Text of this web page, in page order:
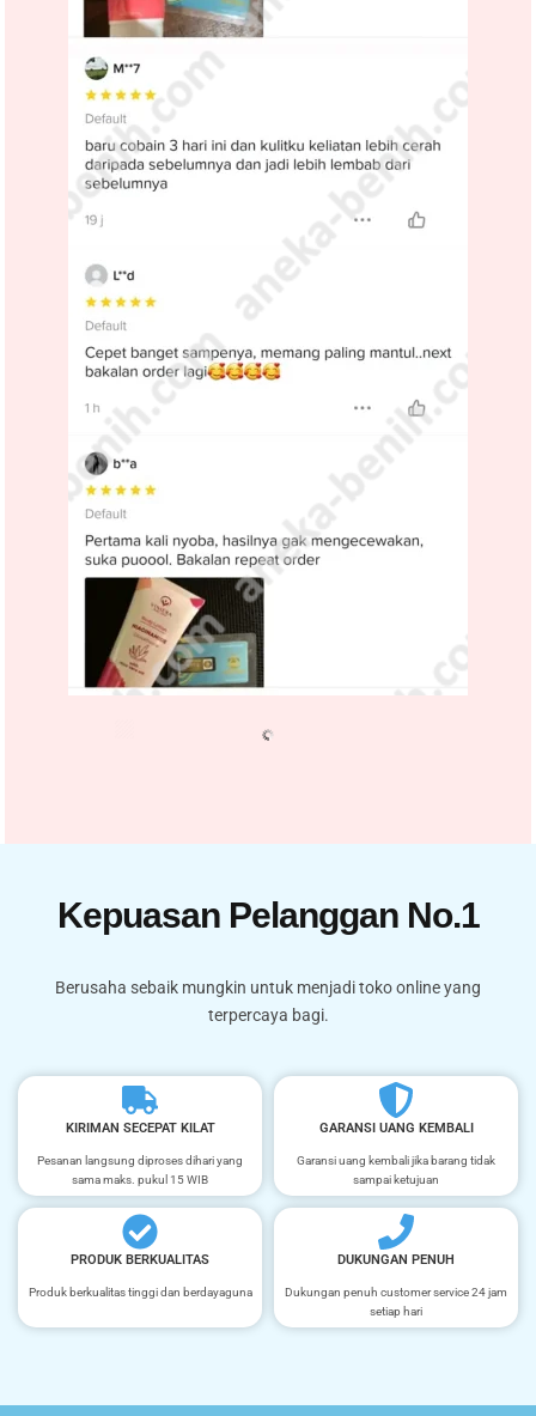
Kepuasan Pelanggan No.1
Berusaha sebaik mungkin untuk menjadi toko online yang
terpercaya bagi.
KIRIMAN SECEPAT KILAT
Pesanan langsung diproses dihari yang
sama maks. pukul 15 WIB
GARANSI UANG KEMBALI
Garansi uang kembali jika barang tidak
sampai ketujuan
PRODUK BERKUALITAS
Produk berkualitas tinggi dan berdayaguna
DUKUNGAN PENUH
Dukungan penuh customer service 24 jam
setiap hari